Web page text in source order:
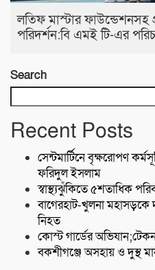
লতিফ মাস্টার ফাউন্ডেশনসহ
পরিদর্শন:বি এমই টি-এর
Search
Recent Posts
সেন্টমার্টিনে বৃক্ষরোপণ
ফরিদুল ইসলাম
স্বাস্থ্যঝুঁকিতে ৫শতাধিক
বাগেরহাট-খুলনা
নিহত
কোস্ট গার্ডের
বকশীগঞ্জে অসহায় ও দুস্থ